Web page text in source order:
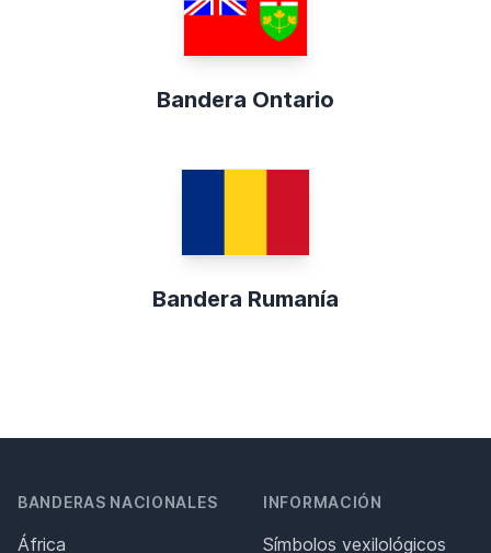
Bandera Ontario
Bandera Rumanía
BANDERAS NACIONALES
África
INFORMACIÓN
Símbolos vexilológicos